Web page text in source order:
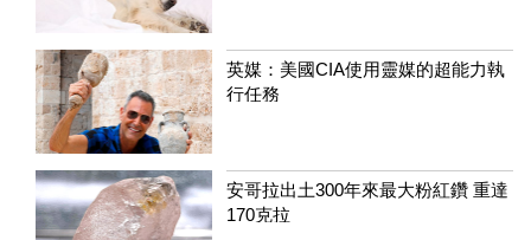
英媒：美國CIA使用靈媒的超能力執
行任務
安哥拉出土300年來最大粉紅鑽 重達
170克拉